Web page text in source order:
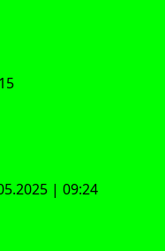
| 09:24